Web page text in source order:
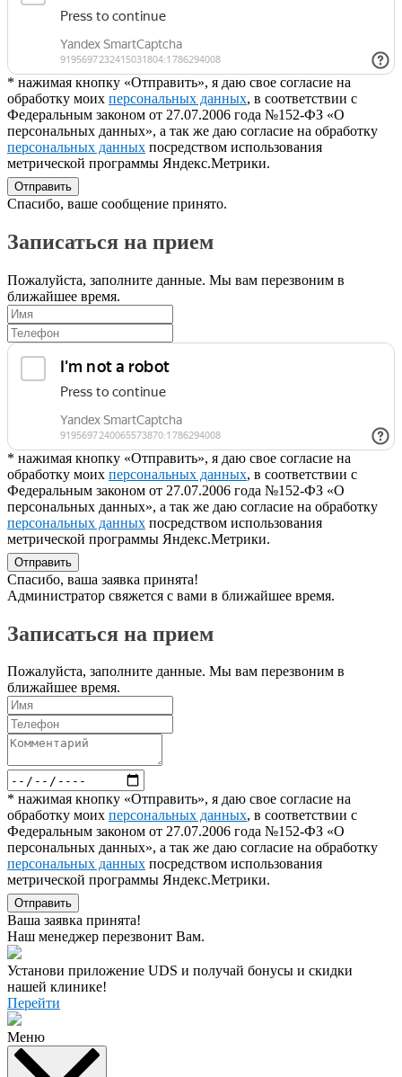
* нажимая кнопку «Отправить», я даю свое согласие на
обработку моих персональных данных, в соответствии с
Федеральным законом от 27.07.2006 года №152-ФЗ «О
персональных данных», а так же даю согласие на обработку
персональных данных посредством использования
метрической программы Яндекс.Метрики.
Отправить
Спасибо, ваше сообщение принято.
Записаться на прием
Пожалуйста, заполните данные. Мы вам перезвоним в
ближайшее время.
* нажимая кнопку «Отправить», я даю свое согласие на
обработку моих персональных данных, в соответствии с
Федеральным законом от 27.07.2006 года №152-ФЗ «О
персональных данных», а так же даю согласие на обработку
персональных данных посредством использования
метрической программы Яндекс.Метрики.
Отправить
Спасибо, ваша заявка принята!
Администратор свяжется с вами в ближайшее время.
Записаться на прием
Пожалуйста, заполните данные. Мы вам перезвоним в
ближайшее время.
* нажимая кнопку «Отправить», я даю свое согласие на
обработку моих персональных данных, в соответствии с
Федеральным законом от 27.07.2006 года №152-ФЗ «О
персональных данных», а так же даю согласие на обработку
персональных данных посредством использования
метрической программы Яндекс.Метрики.
Отправить
Ваша заявка принята!
Наш менеджер перезвонит Вам.
Установи приложение UDS и получай бонусы и скидки
нашей клинике!
Перейти
Меню